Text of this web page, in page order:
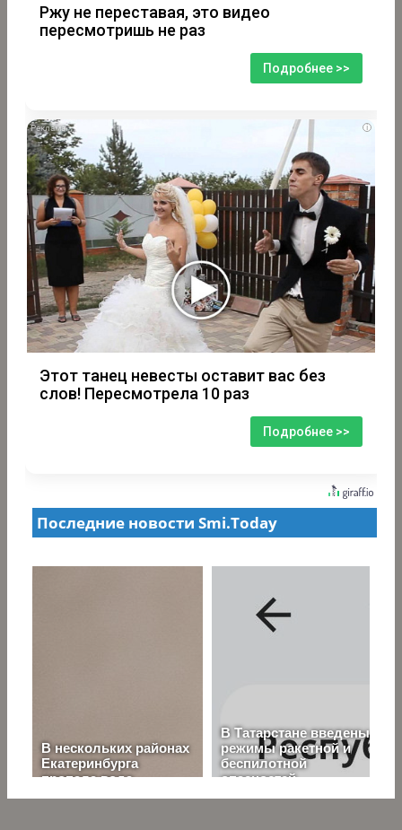
Ржу не переставая, это видео
пересмотришь не раз
Подробнее >>
i
Этот танец невесты оставит вас без
слов! Пересмотрела 10 раз
Подробнее >>